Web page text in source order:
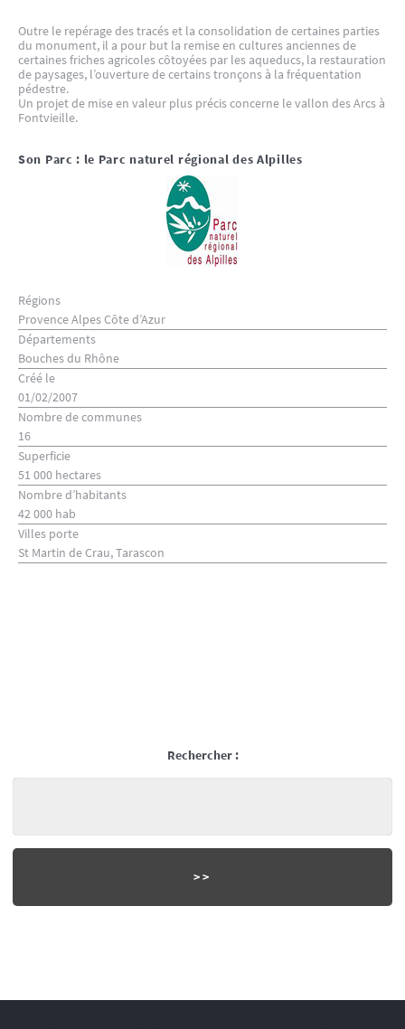
Outre le repérage des tracés et la consolidation de certaines parties
du monument, il a pour but la remise en cultures anciennes de
certaines friches agricoles côtoyées par les aqueducs, la restauration
de paysages, l’ouverture de certains tronçons à la fréquentation
pédestre.
Un projet de mise en valeur plus précis concerne le vallon des Arcs à
Fontvieille.
Son Parc : le Parc naturel régional des Alpilles
Régions
Provence Alpes Côte d’Azur
Départements
Bouches du Rhône
Créé le
01/02/2007
Nombre de communes
16
Superficie
51 000 hectares
Nombre d’habitants
42 000 hab
Villes porte
St Martin de Crau, Tarascon
Rechercher :